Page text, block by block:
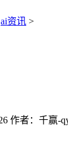
ai资讯 >
作者： 千赢-